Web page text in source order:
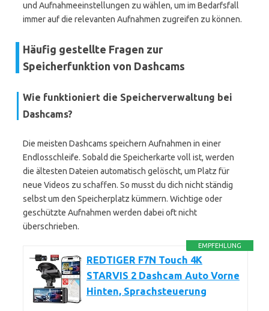
und Aufnahmeeinstellungen zu wählen, um im Bedarfsfall
immer auf die relevanten Aufnahmen zugreifen zu können.
Häufig gestellte Fragen zur
Speicherfunktion von Dashcams
Wie funktioniert die Speicherverwaltung bei
Dashcams?
Die meisten Dashcams speichern Aufnahmen in einer
Endlosschleife. Sobald die Speicherkarte voll ist, werden
die ältesten Dateien automatisch gelöscht, um Platz für
neue Videos zu schaffen. So musst du dich nicht ständig
selbst um den Speicherplatz kümmern. Wichtige oder
geschützte Aufnahmen werden dabei oft nicht
überschrieben.
EMPFEHLUNG
REDTIGER F7N Touch 4K
STARVIS 2 Dashcam Auto Vorne
Hinten, Sprachsteuerung